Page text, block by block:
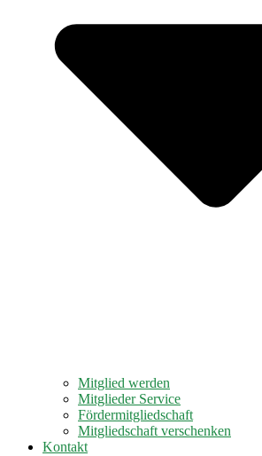
Mitglied werden
Mitglieder Service
Fördermitgliedschaft
Mitgliedschaft verschenken
Kontakt